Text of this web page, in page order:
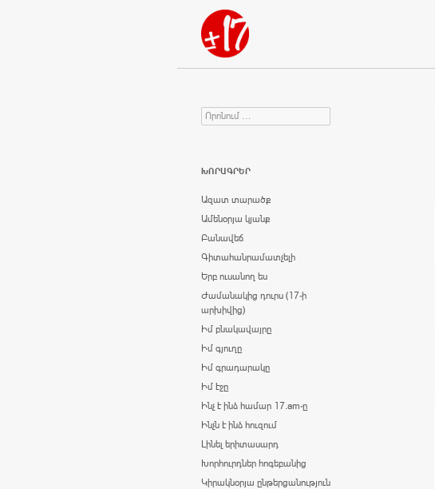
Որոնում
Search for:
ԽՈՐԱԳՐԵՐ
Ազատ տարածք
Ամենօրյա կյանք
Բանավեճ
Գիտահանրամատչելի
Երբ ուսանող ես
Ժամանակից դուրս (17-ի
արխիվից)
Իմ բնակավայրը
Իմ գյուղը
Իմ գրադարակը
Իմ էջը
Ինչ է ինձ համար 17.am-ը
Ինչն է ինձ հուզում
Լինել երիտասարդ
Խորհուրդներ հոգեբանից
Կիրակնօրյա ընթերցանություն